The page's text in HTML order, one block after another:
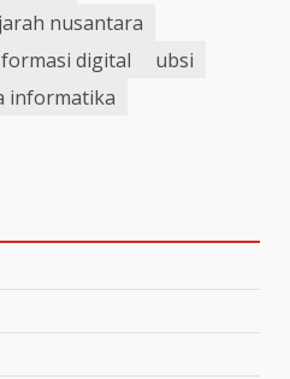
nusantara
digital
ubsi
informatika